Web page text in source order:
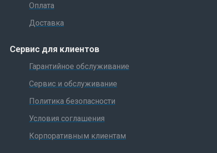
Оплата
Доставка
Сервис для клиентов
Гарантийное обслуживание
Сервис и обслуживание
Политика безопасности
Условия соглашения
Корпоративным клиентам